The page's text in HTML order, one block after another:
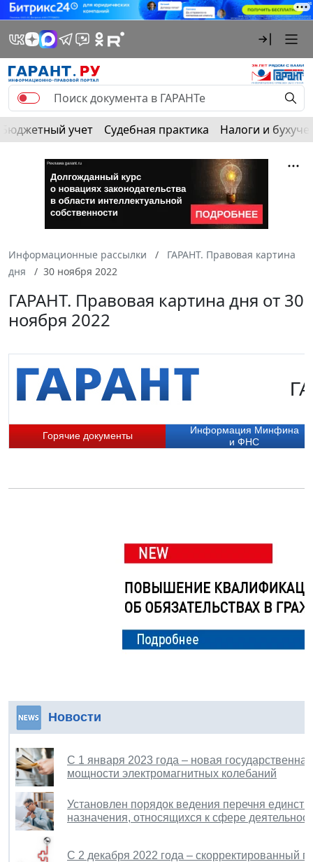
Бюджетный учет Судебная практика Налоги и
Информационные рассылки
ГАРАНТ. Правовая картина
дня
30 ноября 2022
ГАРАНТ. Правовая картина дня от 30
ноября 2022
Горячие документы
Информация Минфина
и ФНС
Новости
С 1 января 2023 года – новая
мощности электромагнитных колебаний
Установлен порядок ведения перечня
назначения, относящихся к сфере
С 2 декабря 2022 года –